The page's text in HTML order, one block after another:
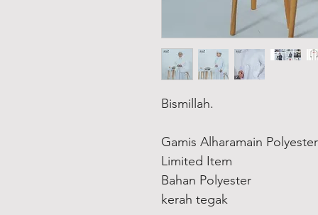
Bismillah.
Gamis Alharamain
Limited Item
Bahan Polyester
kerah tegak